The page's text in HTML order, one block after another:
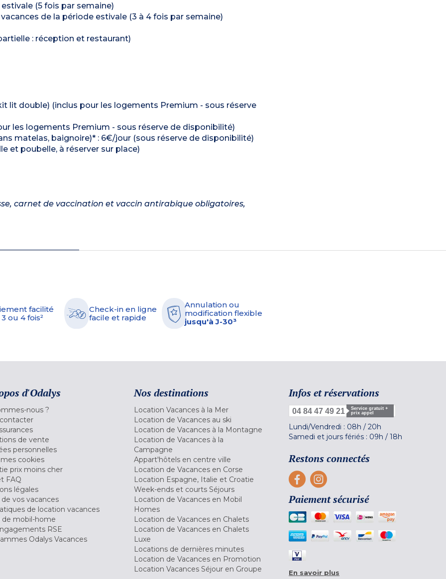
(5 fois par semaine)
de la période estivale (3 à 4 fois par semaine)
: réception et restaurant)
lit double) (inclus pour les logements Premium - sous réserve
les logements Premium - sous réserve de disponibilité)
matelas, baignoire)* : 6€/jour (sous réserve de disponibilité)
et poubelle, à réserver sur place)
carnet de vaccination et vaccin antirabique obligatoires,
facilité
ou 4 fois²
Check-in en ligne
facile et rapide
Annulation ou
modification flexible
jusqu'à J-30³
d'Odalys
nous ?
de vente
personnelles
cookies
prix moins cher
FAQ
légales
de vos vacances
de location vacances
de mobil-home
RSE
Odalys Vacances
Nos destinations
Location Vacances à la Mer
Location de Vacances au ski
Location de Vacances à la Montagne
Location de Vacances à la
Campagne
Appart'hôtels en centre ville
Location de Vacances en Corse
Location Espagne, Italie et Croatie
Week-ends et courts Séjours
Location de Vacances en Mobil
Homes
Location de Vacances en Chalets
Location de Vacances en Chalets
Luxe
Locations de dernières minutes
Location de Vacances en Promotion
Location Vacances Séjour en Groupe
Infos et réservations
04 84 47 49 21
Service gratuit +
prix appel
Lundi/Vendredi : 08h / 20h
Samedi et jours fériés : 09h / 18h
Restons connectés
Paiement sécurisé
En savoir plus